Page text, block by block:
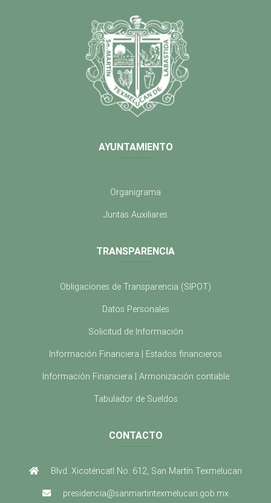
AYUNTAMIENTO
Organigrama
Juntas Auxiliares
TRANSPARENCIA
Obligaciones de Transparencia (SIPOT)
Datos Personales
Solicitud de Información
Información Financiera | Estados financieros
Información Financiera | Armonización contable
Tabulador de Sueldos
CONTACTO
Blvd. Xicoténcatl No. 612, San Martín Texmelucan
presidencia@sanmartintexmelucan.gob.mx